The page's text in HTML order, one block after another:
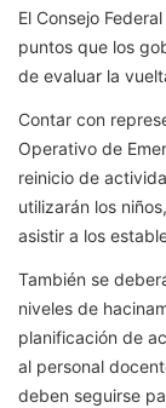
El Consejo
puntos que los
de evaluar la
Contar con
Operativo de
reinicio de
utilizarán los
asistir a los
También se
niveles de
planificación de
al personal
deben seguirse